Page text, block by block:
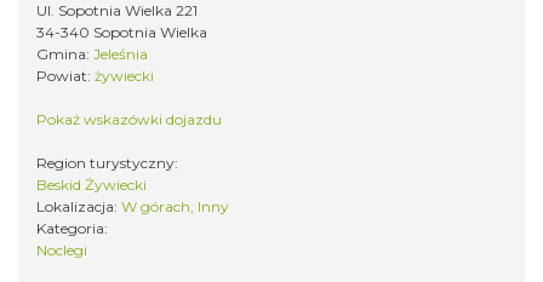
Ul. Sopotnia Wielka 221
34-340 Sopotnia Wielka
Gmina: Jeleśnia
Powiat: żywiecki
Pokaż wskazówki dojazdu
Region turystyczny:
Beskid Żywiecki
Lokalizacja: W górach, Inny
Kategoria:
Noclegi